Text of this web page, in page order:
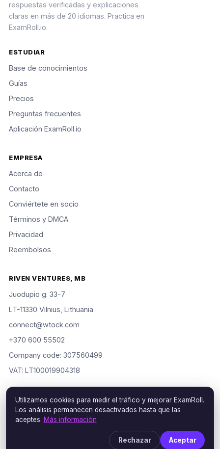
respuestas verificadas y explicaciones
claras en más de 20 idiomas. Practica en
ExamRoll.io.
ESTUDIAR
Base de conocimientos
Guías
Precios
Preguntas frecuentes
Aplicación ExamRoll.io
EMPRESA
Acerca de
Contacto
Conviértete en socio
Términos y DMCA
Privacidad
Reembolsos
RIVEN VENTURES, MB
Juodupio g. 33-7
LT-11330 Vilnius, Lithuania
connect@wtock.com
+370 600 55502
Company code: 307560499
VAT: LT100019904318
© 2016–2026 Riven Ventures, MB. Todos los derechos
reservados. ExamRoll is an independent study aid, not affiliated
with or endorsed by the certification vendors named; rights
holders may request removal via ourDMCA policy.
Utilizamos cookies para medir el tráfico y mejorar ExamRoll.
Los análisis permanecen desactivados hasta que las
aceptes. Más información
Rechazar Aceptar